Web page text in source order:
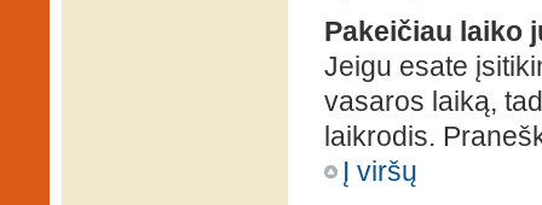
Pakeičiau laiko
Jeigu esate
vasaros laiką,
laikrodis.
Į viršų